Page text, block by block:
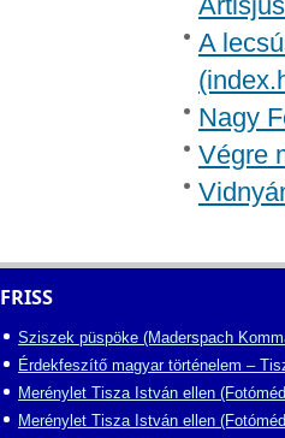
A
Nagy
Végre
FRISS
Sziszek püspöke (Maderspach
Érdekfeszítő magyar történelem –
Merénylet Tisza István ellen
Merénylet Tisza István ellen